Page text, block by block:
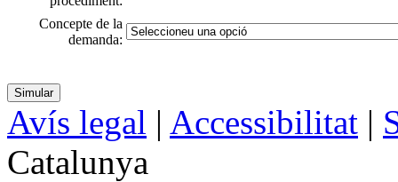
Concepte de la
demanda:
Avís legal | Accessibilitat |
Catalunya